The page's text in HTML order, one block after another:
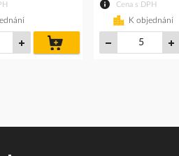
košíku
Cena s DPH
K objednání